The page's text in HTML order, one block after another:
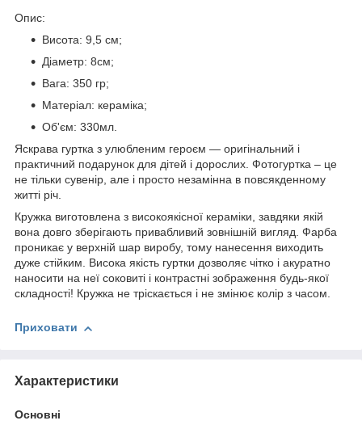
Опис:
Висота: 9,5 см;
Діаметр: 8см;
Вага: 350 гр;
Матеріал: кераміка;
Об'єм: 330мл.
Яскрава гуртка з улюбленим героєм ― оригінальний і
практичний подарунок для дітей і дорослих. Фотогуртка – це
не тільки сувенір, але і просто незамінна в повсякденному
житті річ.
Кружка виготовлена з високоякісної кераміки, завдяки якій
вона довго зберігають привабливий зовнішній вигляд. Фарба
проникає у верхній шар виробу, тому нанесення виходить
дуже стійким. Висока якість гуртки дозволяє чітко і акуратно
наносити на неї соковиті і контрастні зображення будь-якої
складності! Кружка не тріскається і не змінює колір з часом.
Приховати
Характеристики
Основні